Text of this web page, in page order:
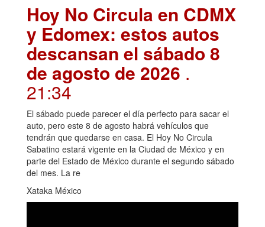
Hoy No Circula en CDMX
y Edomex: estos autos
descansan el sábado 8
de agosto de 2026 .
21:34
El sábado puede parecer el día perfecto para sacar el
auto, pero este 8 de agosto habrá vehículos que
tendrán que quedarse en casa. El Hoy No Circula
Sabatino estará vigente en la Ciudad de México y en
parte del Estado de México durante el segundo sábado
del mes. La re
Xataka México